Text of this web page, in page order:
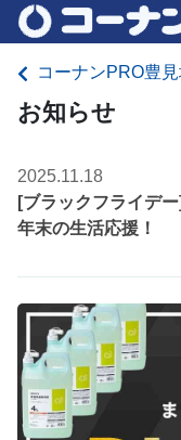
コーナンPRO豊
お知らせ
2025.11.18
[ブラックフライデ
年末の生活応援！